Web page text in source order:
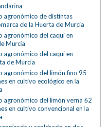
agronómico de distintas
de la Huerta de Murcia
agronómico del caqui en
Murcia
agronómico del caqui en
de Murcia
agronómico del limón fino 95
en cultivo ecológico en la
agronómico del limón verna 62
en cultivo convencional en la